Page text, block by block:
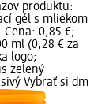
produktu:
gél s mliekom
0,85 €;
ml (0,28 € za
logo;
zelený
Vybrať si dm